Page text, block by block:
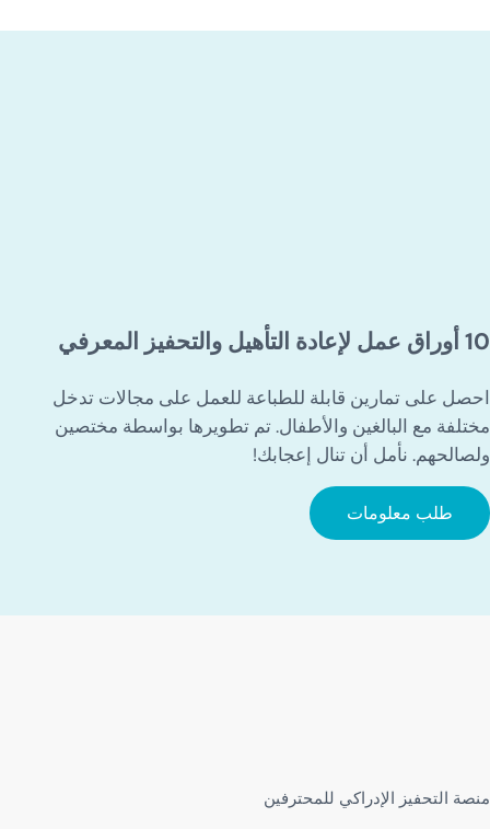
10 أوراق عمل لإعادة التأهيل والتحفيز المعرفي
احصل على تمارين قابلة للطباعة للعمل على مجالات تدخل
مختلفة مع البالغين والأطفال. تم تطويرها بواسطة مختصين
ولصالحهم. نأمل أن تنال إعجابك!
طلب معلومات
منصة التحفيز الإدراكي للمحترفين